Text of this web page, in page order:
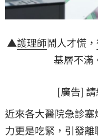
▲護理師鬧人才慌，
基層不滿
[廣告]
近來各大醫院急診
力更是吃緊，引發